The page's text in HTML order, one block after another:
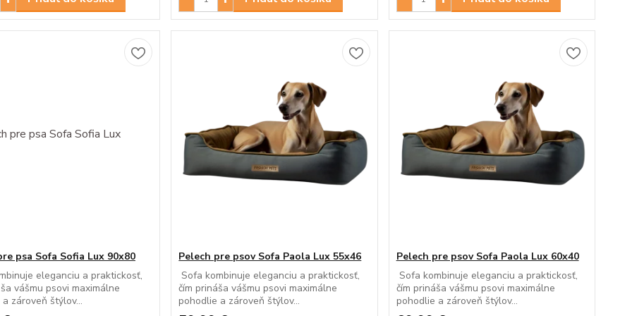
psa Sofa Sofia Lux 90x80
eleganciu a praktickosť,
vášmu psovi maximálne
zároveň štýlov...
Pelech pre psov Sofa Paola Lux 55x46
Sofa kombinuje eleganciu a praktickosť,
čím prináša vášmu psovi maximálne
pohodlie a zároveň štýlov...
Pelech pre psov Sofa Paola Lux 60x40
Sofa kombinuje eleganciu a praktickosť,
čím prináša vášmu psovi maximálne
pohodlie a zároveň štýlov...